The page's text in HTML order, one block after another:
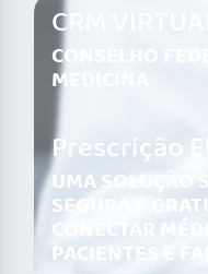
CRM VIRTUAL
CONSELHO
MEDICINA
Prescrição
UMA SOLUÇÃO
SEGURA E
CONECTAR
PACIENTES E